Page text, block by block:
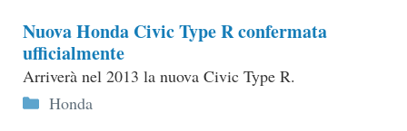
Nuova Honda Civic Type R confermata
ufficialmente
Arriverà nel 2013 la nuova Civic Type R.
Categorie
Honda